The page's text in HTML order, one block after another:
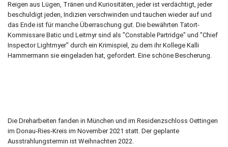
Reigen aus Lügen, Tränen und Kuriositäten, jeder ist verdächtigt, jeder
beschuldigt jeden, Indizien verschwinden und tauchen wieder auf und
das Ende ist für manche Überraschung gut. Die bewährten Tatort-
Kommissare Batic und Leitmyr sind als "Constable Partridge" und "Chief
Inspector Lightmyer" durch ein Krimispiel, zu dem ihr Kollege Kalli
Hammermann sie eingeladen hat, gefordert. Eine schöne Bescherung.
Die Dreharbeiten fanden in München und im Residenzschloss Oettingen
im Donau-Ries-Kreis im November 2021 statt. Der geplante
Ausstrahlungstermin ist Weihnachten 2022.